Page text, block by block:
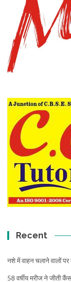
Recent
नशे में वाहन चलाने वालों
58 वर्षीय मरीज ने जीती